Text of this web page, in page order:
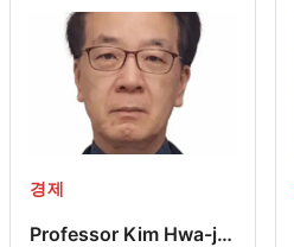
경제
Professor Kim Hwa-jin